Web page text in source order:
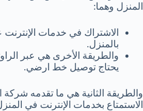
المنزل وهما:
الاشتراك في خدمات
بالمنزل.
والطريقة الأخرى هي عبر
يحتاج توصيل خط ارضي.
والطريقة الثانية هي ما تقدمه
الاستمتاع بخدمات الإنترنت في